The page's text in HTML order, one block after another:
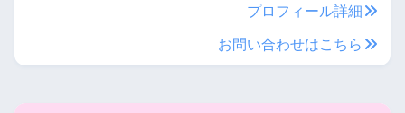
プロフィール詳細
お問い合わせはこちら